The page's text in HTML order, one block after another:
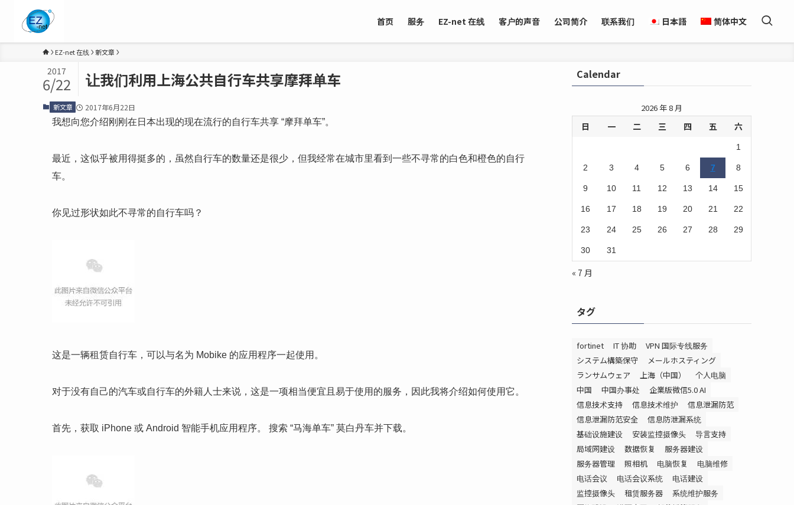
首页 服务 EZ-net 在线 客户的声音 公司简介 联系我们 日本語 简体中文
EZ-net 在线 新文章
让我们利用上海公共自行车共享摩拜单车
2017
6/22
新文章
2017年6月22日
我想向您介绍刚刚在日本出现的现在流行的自行车共享 “摩拜单车”。
最近，这似乎被用得挺多的，虽然自行车的数量还是很少，但我经常在城市里看到一些不寻常的白色和橙色的自行
车。
你见过形状如此不寻常的自行车吗？
这是一辆租赁自行车，可以与名为 Mobike 的应用程序一起使用。
对于没有自己的汽车或自行车的外籍人士来说，这是一项相当便宜且易于使用的服务，因此我将介绍如何使用它。
首先，获取 iPhone 或 Android 智能手机应用程序。 搜索 “马海单车” 莫白丹车并下载。
Calendar
2026 年 8 月
日 一 二 三 四 五 六
1
2 3 4 5 6 7 8
9 10 11 12 13 14 15
16 17 18 19 20 21 22
23 24 25 26 27 28 29
30 31
« 7 月
タグ
fortinet IT 协助
VPN 国际专线服务
システム構築保守
メールホスティング
ランサムウェア
上海（中国）
个人电脑
中国
中国办事处
企業版微信5.0 AI
信息技术支持
信息技术维护
信息泄漏防范
信息泄漏防范安全
信息防泄漏系统
基础设施建设
安装监控摄像头
导言支持
局域网建设
数据恢复
服务器建设
服务器管理
照相机 电脑恢复
电脑维修
电话会议
电话会议系统
电话建设
监控摄像头
租赁服务器
系统维护服务